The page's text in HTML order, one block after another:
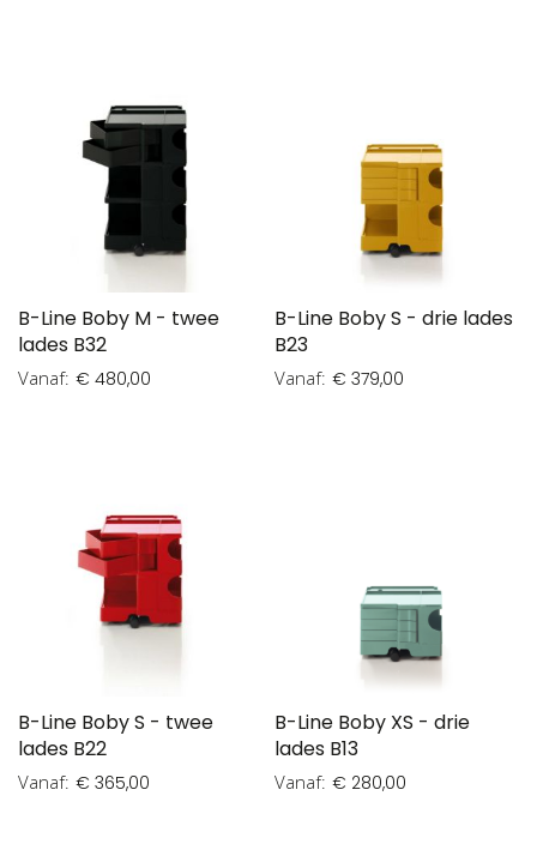
B-Line Boby M - twee
lades B32
Vanaf € 480,00
B-Line Boby S - drie lades
B23
Vanaf € 379,00
B-Line Boby S - twee
lades B22
Vanaf € 365,00
B-Line Boby XS - drie
lades B13
Vanaf € 280,00